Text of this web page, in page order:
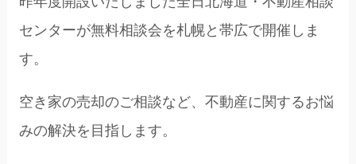
センターが無料相談会を札幌と帯広で開催しま
す。
空き家の売却のご相談など、不動産に関するお悩
みの解決を目指します。